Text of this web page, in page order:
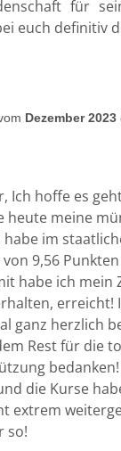
für
euch definitiv
Dezember 2023
Ich hoffe es
heute meine
im
9,56
habe ich mein
erreicht!
ganz herzlich
Rest für die
die Kurse
extrem
so!